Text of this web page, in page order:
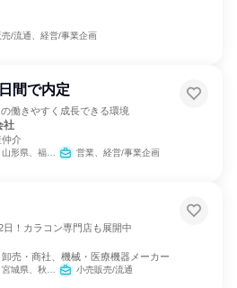
売/流通、経営/事業企画
間で内定
働きやすく成長できる環境
社
仲介
奈良県、鳥取県、島根県、岡山県、広島県、山口県、愛媛県、高知県、福岡県、長崎県、熊本県、大分県、宮崎県、鹿児島県、沖縄県 営業、経営/事業企画
！カラコン専門店も展開中
売・商社、機械・医療機器メーカー
兵庫県、奈良県、広島県、山口県、徳島県、香川県、愛媛県、福岡県、佐賀県、長崎県、熊本県、大分県、宮崎県、鹿児島県、沖縄県 小売販売/流通